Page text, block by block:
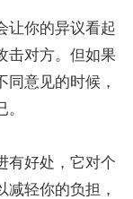
让你的异议看起
击对方。但如果
意见的时候，
有好处，它对个
减轻你的负担，